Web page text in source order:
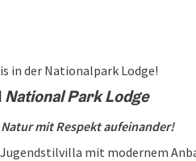
in der Nationalpark Lodge!
National Park Lodge
mit Respekt aufeinander!
mit modernem